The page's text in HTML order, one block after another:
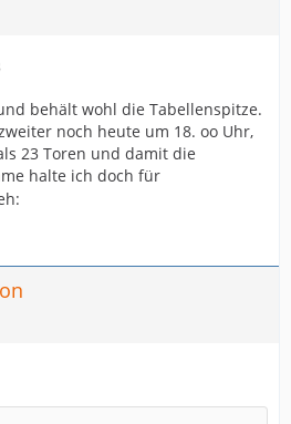
behält wohl die Tabellenspitze.
noch heute um 18. oo Uhr,
23 Toren und damit die
halte ich doch für